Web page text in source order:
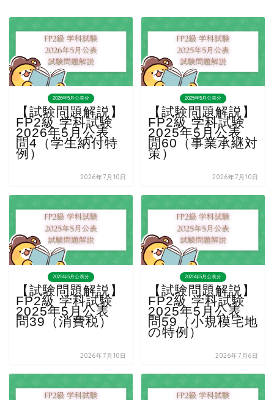
2026年5月公表分
【試験問題解説】
FP2級 学科試験
2026年5月公表
問4（学生納付特
例）
2026年7月10日
2025年5月公表分
【試験問題解説】
FP2級 学科試験
2025年5月公表
問60（事業承継対
策）
2026年7月10日
2025年5月公表分
【試験問題解説】
FP2級 学科試験
2025年5月公表
問39（消費税）
2026年7月10日
2025年5月公表分
【試験問題解説】
FP2級 学科試験
2025年5月公表
問59（小規模宅地
の特例）
2026年7月6日